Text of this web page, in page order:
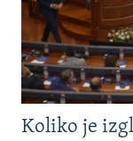
Koliko je